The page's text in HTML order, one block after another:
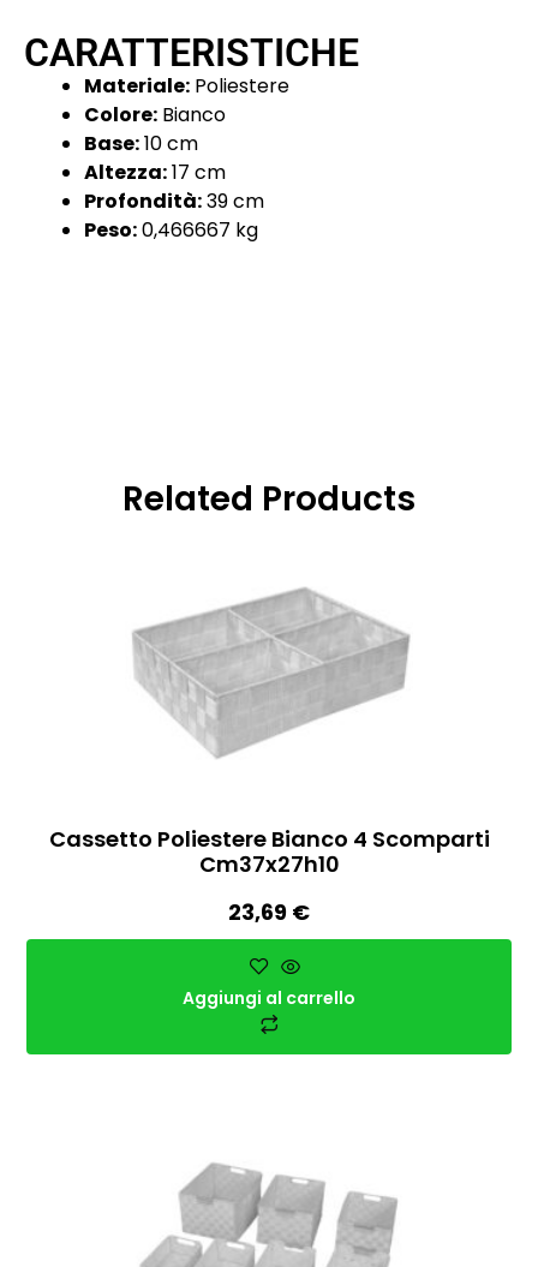
CARATTERISTICHE
Materiale: Poliestere
Colore: Bianco
Base:10 cm
Altezza:17 cm
Profondità:39 cm
Peso:0,466667 kg
Related Products
Cassetto Poliestere Bianco 4 Scomparti
Cm37x27h10
23,69 €
Aggiungi al carrello